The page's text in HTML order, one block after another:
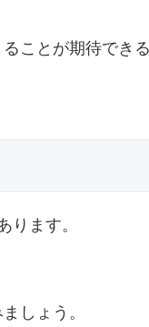
ことが期待でき
ります。
しょう。